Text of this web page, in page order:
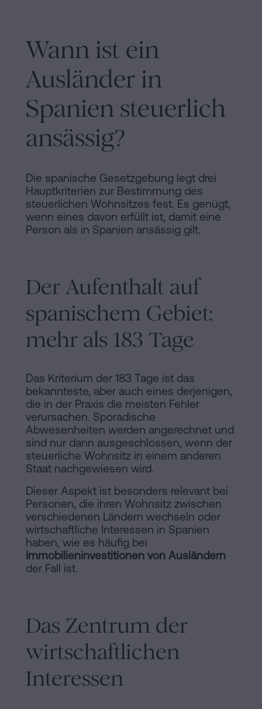
Wann ist ein
Ausländer in
Spanien steuerlich
ansässig?
Die spanische Gesetzgebung legt drei
Hauptkriterien zur Bestimmung des
steuerlichen Wohnsitzes fest. Es genügt,
wenn eines davon erfüllt ist, damit eine
Person als in Spanien ansässig gilt.
Der Aufenthalt auf
spanischem Gebiet:
mehr als 183 Tage
Das Kriterium der 183 Tage ist das
bekannteste, aber auch eines derjenigen,
die in der Praxis die meisten Fehler
verursachen. Sporadische
Abwesenheiten werden angerechnet und
sind nur dann ausgeschlossen, wenn der
steuerliche Wohnsitz in einem anderen
Staat nachgewiesen wird.
Dieser Aspekt ist besonders relevant bei
Personen, die ihren Wohnsitz zwischen
verschiedenen Ländern wechseln oder
wirtschaftliche Interessen in Spanien
haben, wie es häufig bei
Immobilieninvestitionen von Ausländern
der Fall ist.
Das Zentrum der
wirtschaftlichen
Interessen